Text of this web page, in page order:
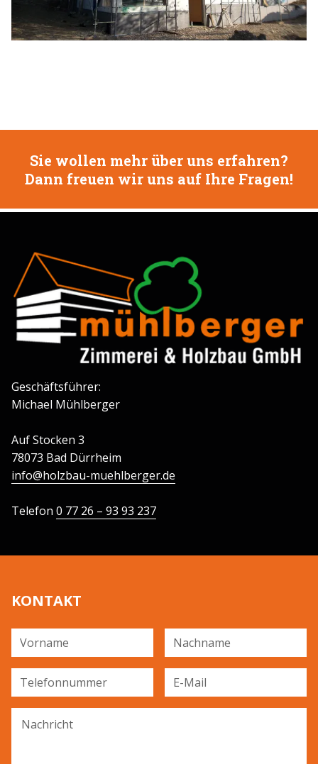
Sie wollen mehr über uns erfahren?
Dann freuen wir uns auf Ihre Fragen!
Geschäftsführer:
Michael Mühlberger
Auf Stocken 3
78073 Bad Dürrheim
info@holzbau-muehlberger.de
Telefon 0 77 26 – 93 93 237
Vorname Nachname
Telefonnummer E-Mail
Nachricht
KONTAKT